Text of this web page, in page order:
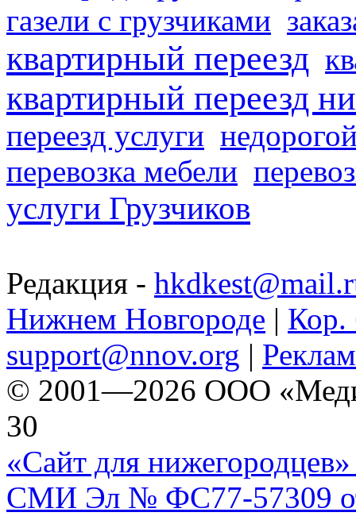
газели с грузчиками
квартирный переезд
квартирный переезд
переезд услуги
перевозка мебели
услуги Грузчиков
Редакция -
Нижнем Новгороде | Кор.
support@nnov.org |
© 2001—2026 ООО
30
«Сайт для нижегородцев»
СМИ Эл № ФС77-57309